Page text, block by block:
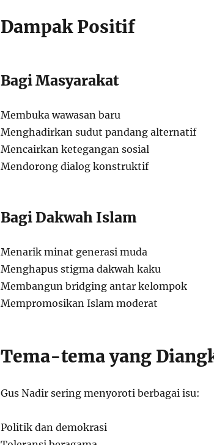
Dampak Positif
Bagi Masyarakat
Membuka wawasan baru
Menghadirkan sudut pandang alternatif
Mencairkan ketegangan sosial
Mendorong dialog konstruktif
Bagi Dakwah Islam
Menarik minat generasi muda
Menghapus stigma dakwah kaku
Membangun bridging antar kelompok
Mempromosikan Islam moderat
Tema-tema yang
Gus Nadir sering menyoroti berbagai isu:
Politik dan demokrasi